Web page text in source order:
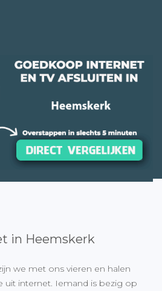
in Heemskerk
we met ons vieren en halen
uit internet. Iemand is bezig op